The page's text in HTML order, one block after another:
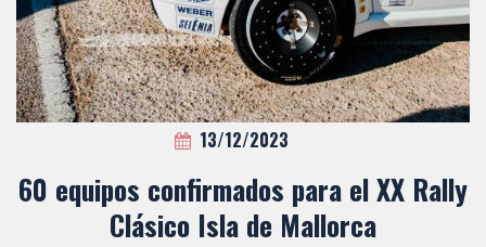
13/12/2023
60 equipos confirmados para el XX Rally
Clásico Isla de Mallorca